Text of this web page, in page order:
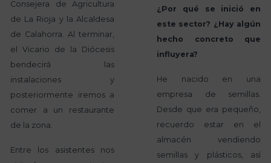
Consejera de Agricultura
de La Rioja y la Alcaldesa
de Calahorra. Al terminar,
el Vicario de la Diócesis
bendecirá las
instalaciones y
posteriormente iremos a
comer a un restaurante
de la zona.
Entre los asistentes nos
¿Por qué se inició en
este sector? ¿Hay algún
hecho concreto que
influyera?
He nacido en una
empresa de semillas.
Desde que era pequeño,
recuerdo estar en el
almacén vendiendo
semillas y plásticos, así